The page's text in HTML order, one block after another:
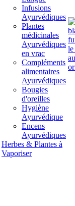
Infusions
Ayurvédiques
Plantes
médicinales
Ayurvédiques
en vrac
Compléments
alimentaires
Ayurvédiques
Bougies
d'oreilles
Hygiène
Ayurvédique
Encens
Ayurvédiques
Herbes & Plantes à
Vaporiser